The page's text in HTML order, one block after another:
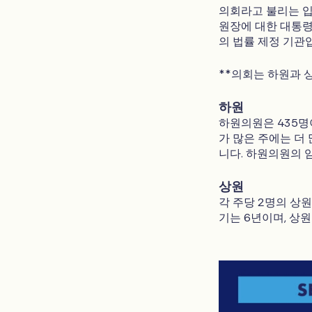
의회라고 불리는
원장에 대한 대통
의 법률 제정 기관
**의회는 하원과
하원
하원의원은 435명
가 많은 주에는 더
니다. 하원의원의
상원
각 주당 2명의 상
기는 6년이며, 상